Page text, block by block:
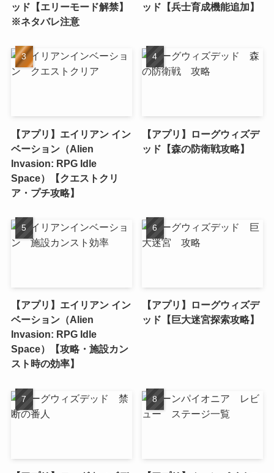
ッド【エリーモード解禁】
※ネタバレ注意
ッド【兵士育成機能追加】
【アプリ】エイリアン イン
ベーション（Alien
Invasion: RPG Idle
Space）【クエストクリ
ア・プチ攻略】
【アプリ】ローグウィズデ
ッド【森の防衛戦攻略】
【アプリ】エイリアン イン
ベーション（Alien
Invasion: RPG Idle
Space）【攻略・施設カン
スト時の効率】
【アプリ】ローグウィズデ
ッド【巨大迷宮探索攻略】